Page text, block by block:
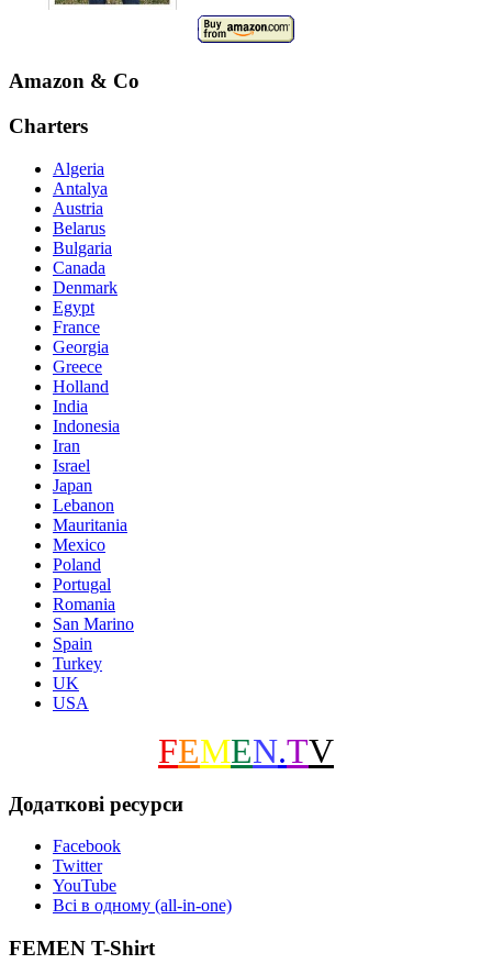
Amazon & Co
Charters
Algeria
Antalya
Austria
Belarus
Bulgaria
Canada
Denmark
Egypt
France
Georgia
Greece
Holland
India
Indonesia
Iran
Israel
Japan
Lebanon
Mauritania
Mexico
Poland
Portugal
Romania
San Marino
Spain
Turkey
UK
USA
FEMEN.TV
Додаткові ресурси
Facebook
Twitter
YouTube
Всі в одному (all-in-one)
FEMEN T-Shirt